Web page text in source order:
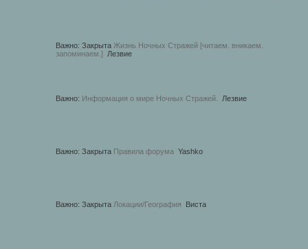
Важно: Закрыта Жизнь Ночных Стражей [читаем. вникаем.
запоминаем.]
Лезвие
Важно: Информация о мире Ночных Стражей. Лезвие
Важно: Закрыта Правила форума Yashko
Важно: Закрыта Локации/География Виста